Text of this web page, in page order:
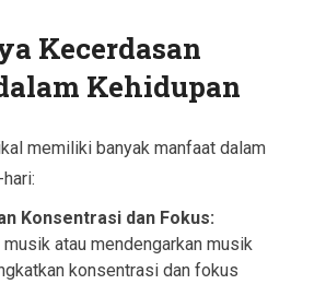
Kecerdasan
Kehidupan
memiliki banyak manfaat dalam
Konsentrasi dan Fokus:
atau mendengarkan musik
konsentrasi dan fokus